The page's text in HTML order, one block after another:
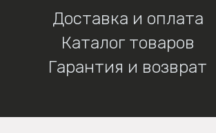
Доставка и оплата
Каталог товаров
Гарантия и возврат